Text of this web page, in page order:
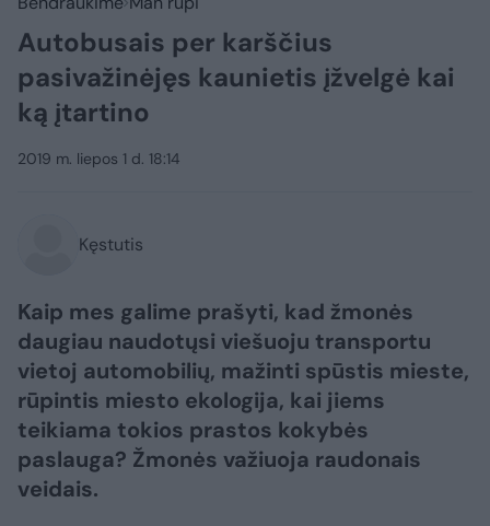
Autobusais per karščius
pasivažinėjęs kaunietis įžvelgė kai
ką įtartino
2019 m. liepos 1 d. 18:14
Kęstutis
Kaip mes galime prašyti, kad žmonės
daugiau naudotųsi viešuoju transportu
vietoj automobilių, mažinti spūstis mieste,
rūpintis miesto ekologija, kai jiems
teikiama tokios prastos kokybės
paslauga? Žmonės važiuoja raudonais
veidais.